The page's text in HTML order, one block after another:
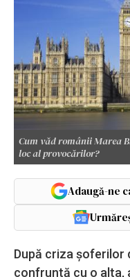
Cum văd românii Marea
loc al provocărilor?
Adaugă-ne
După criza șoferilor
confruntă cu o alta,